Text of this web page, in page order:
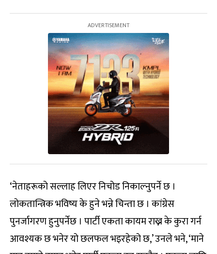
‘नेताहरूको सल्लाह लिएर निचोड निकाल्नुपर्ने छ ।
लोकतान्त्रिक भविष्य के हुने भन्ने चिन्ता छ । कांग्रेस
पुनर्जागरण हुनुपर्नेछ । पार्टी एकता कायम राख्न के कुरा गर्न
आवश्यक छ भनेर यो छलफल भइरहेको छ,’ उनले भने, ‘माने